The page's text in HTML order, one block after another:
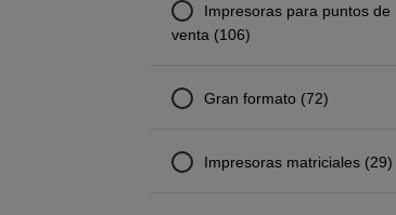
Impresoras para puntos de
venta (106)
Gran formato (72)
Impresoras matriciales (29)